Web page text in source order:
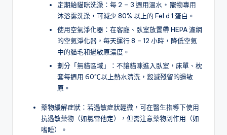
定期給貓咪洗澡：每 2 – 3 週用溫水 + 寵物專用
沐浴露洗澡，可減少 80% 以上的 Fel d 1 蛋白。
使用空氣淨化器：在客廳、臥室放置帶 HEPA 濾網
的空氣淨化器，每天運行 8 – 12 小時，降低空氣
中的貓毛和過敏原濃度。
劃分「無貓區域」：不讓貓咪進入臥室，床單、枕
套每週用 60℃以上熱水清洗，殺滅殘留的過敏
原。
藥物緩解症狀：若過敏症狀輕微，可在醫生指導下使用
抗過敏藥物（如氯雷他定），但需注意藥物副作用（如
嗜睡）。